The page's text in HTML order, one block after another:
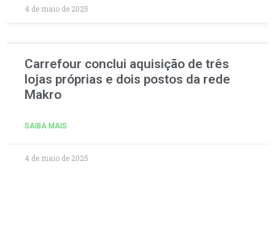
4 de maio de 2025
Carrefour conclui aquisição de três
lojas próprias e dois postos da rede
Makro
SAIBA MAIS
4 de maio de 2025